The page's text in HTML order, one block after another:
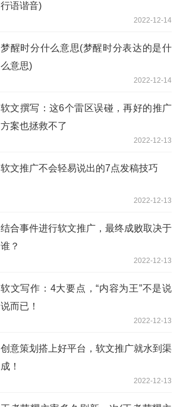
行语谐音)
2022-12-14
梦醒时分什么意思(梦醒时分表达的是什
么意思)
2022-12-14
软文撰写：这6个雷区误碰，再好的推广
方案也拯救不了
2022-12-13
软文推广不会轻易说出的7点发稿技巧
2022-12-13
结合事件进行软文推广，最终成败取决于
谁？
2022-12-13
软文写作：4大要点，“内容为王”不是说
说而已！
2022-12-13
创意策划搭上好平台，软文推广就水到渠
成！
2022-12-13